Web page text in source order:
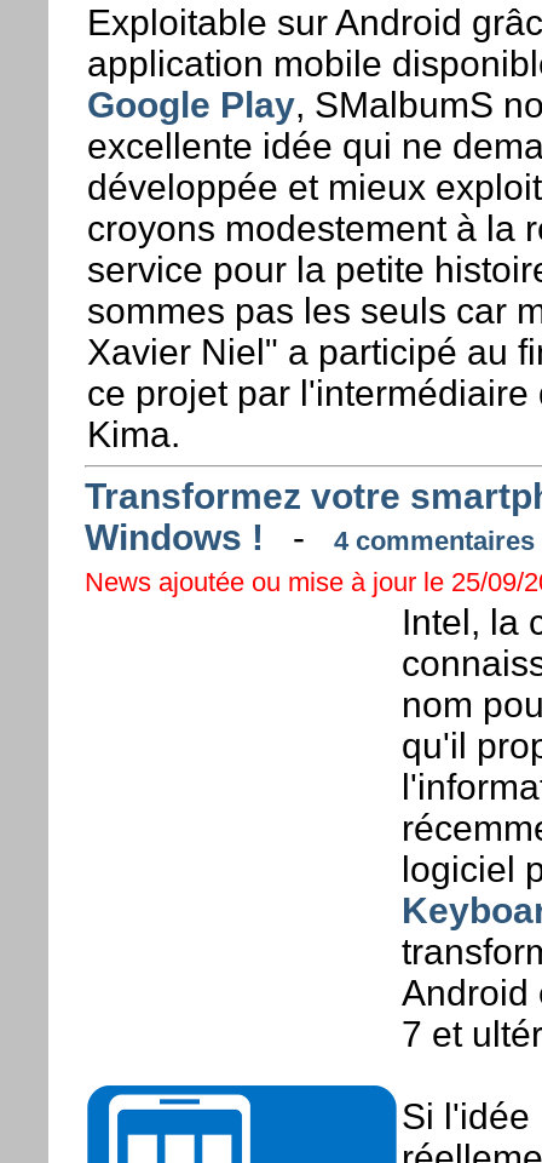
Exploitable sur Android
application mobile
Google Play, SMalbumS
excellente idée qui ne
développée et mieux
croyons modestement à la
service pour la petite
sommes pas les seuls car
Xavier Niel" a participé au
ce projet par l'intermédiaire
Kima.
Transformez votre
Windows ! -
4 commentaires
News ajoutée ou mise à jour le 25/09/
Intel, la
nom
qu'il
logiciel
Android
7 et
Si l'idée